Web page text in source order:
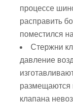
процессе
расправить
поместился
Стержни
давление
размещаются
клапана